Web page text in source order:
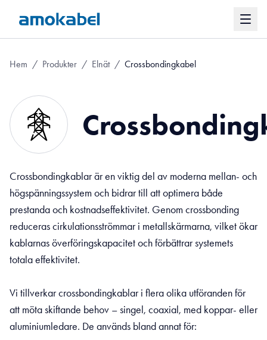
Hem / Produkter / Elnät / Crossbondingkabel
Crossbondingkablar är en viktig del av moderna mellan- och
högspänningssystem och bidrar till att optimera både
prestanda och kostnadseffektivitet. Genom crossbonding
reduceras cirkulationsströmmar i metallskärmarna, vilket ökar
kablarnas överföringskapacitet och förbättrar systemets
totala effektivitet.
Vi tillverkar crossbondingkablar i flera olika utföranden för
att möta skiftande behov – singel, coaxial, med koppar- eller
aluminiumledare. De används bland annat för: